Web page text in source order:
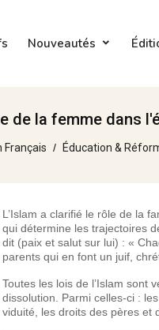
Nouveautés
de la femme dans
Français Éducation &
L’Islam a clarifié le rôle de la
qui détermine les trajectoires
dit (paix et salut sur lui) : «
parents qui en font un juif,
Toutes les lois de l’Islam sont
dissolution. Parmi celles-ci :
viduité, les droits des pères et